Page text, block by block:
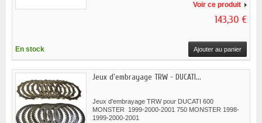
Voir ce produit
143,30 €
En stock Ajouter au panier
Jeux d'embrayage TRW - DUCATI...
Jeux d'embrayage TRW pour DUCATI 600
MONSTER 1999-2000-2001 750 MONSTER 1998-
1999-2000-2001